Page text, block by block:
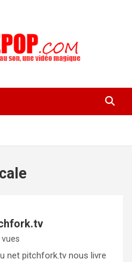
sur Lyon. rock pop concert
net pitchfork.tv nous livre